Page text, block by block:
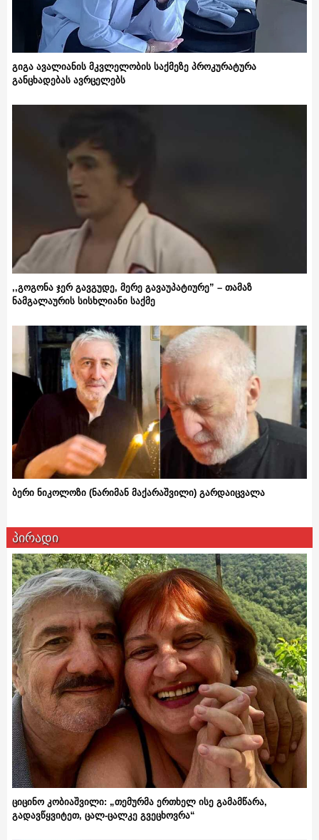
გიგა ავალიანის მკვლელობის საქმეზე პროკურატურა
განცხადებას ავრცელებს
,,გოგონა ჯერ გავგუდე, მერე გავაუპატიურე” – თამაზ
ნამგალაურის სისხლიანი საქმე
ბერი ნიკოლოზი (ნარიმან მაქარაშვილი) გარდაიცვალა
პირადი
ციცინო კობიაშვილი: „თემურმა ერთხელ ისე გამამწარა,
გადავწყვიტეთ, ცალ-ცალკე გვეცხოვრა“